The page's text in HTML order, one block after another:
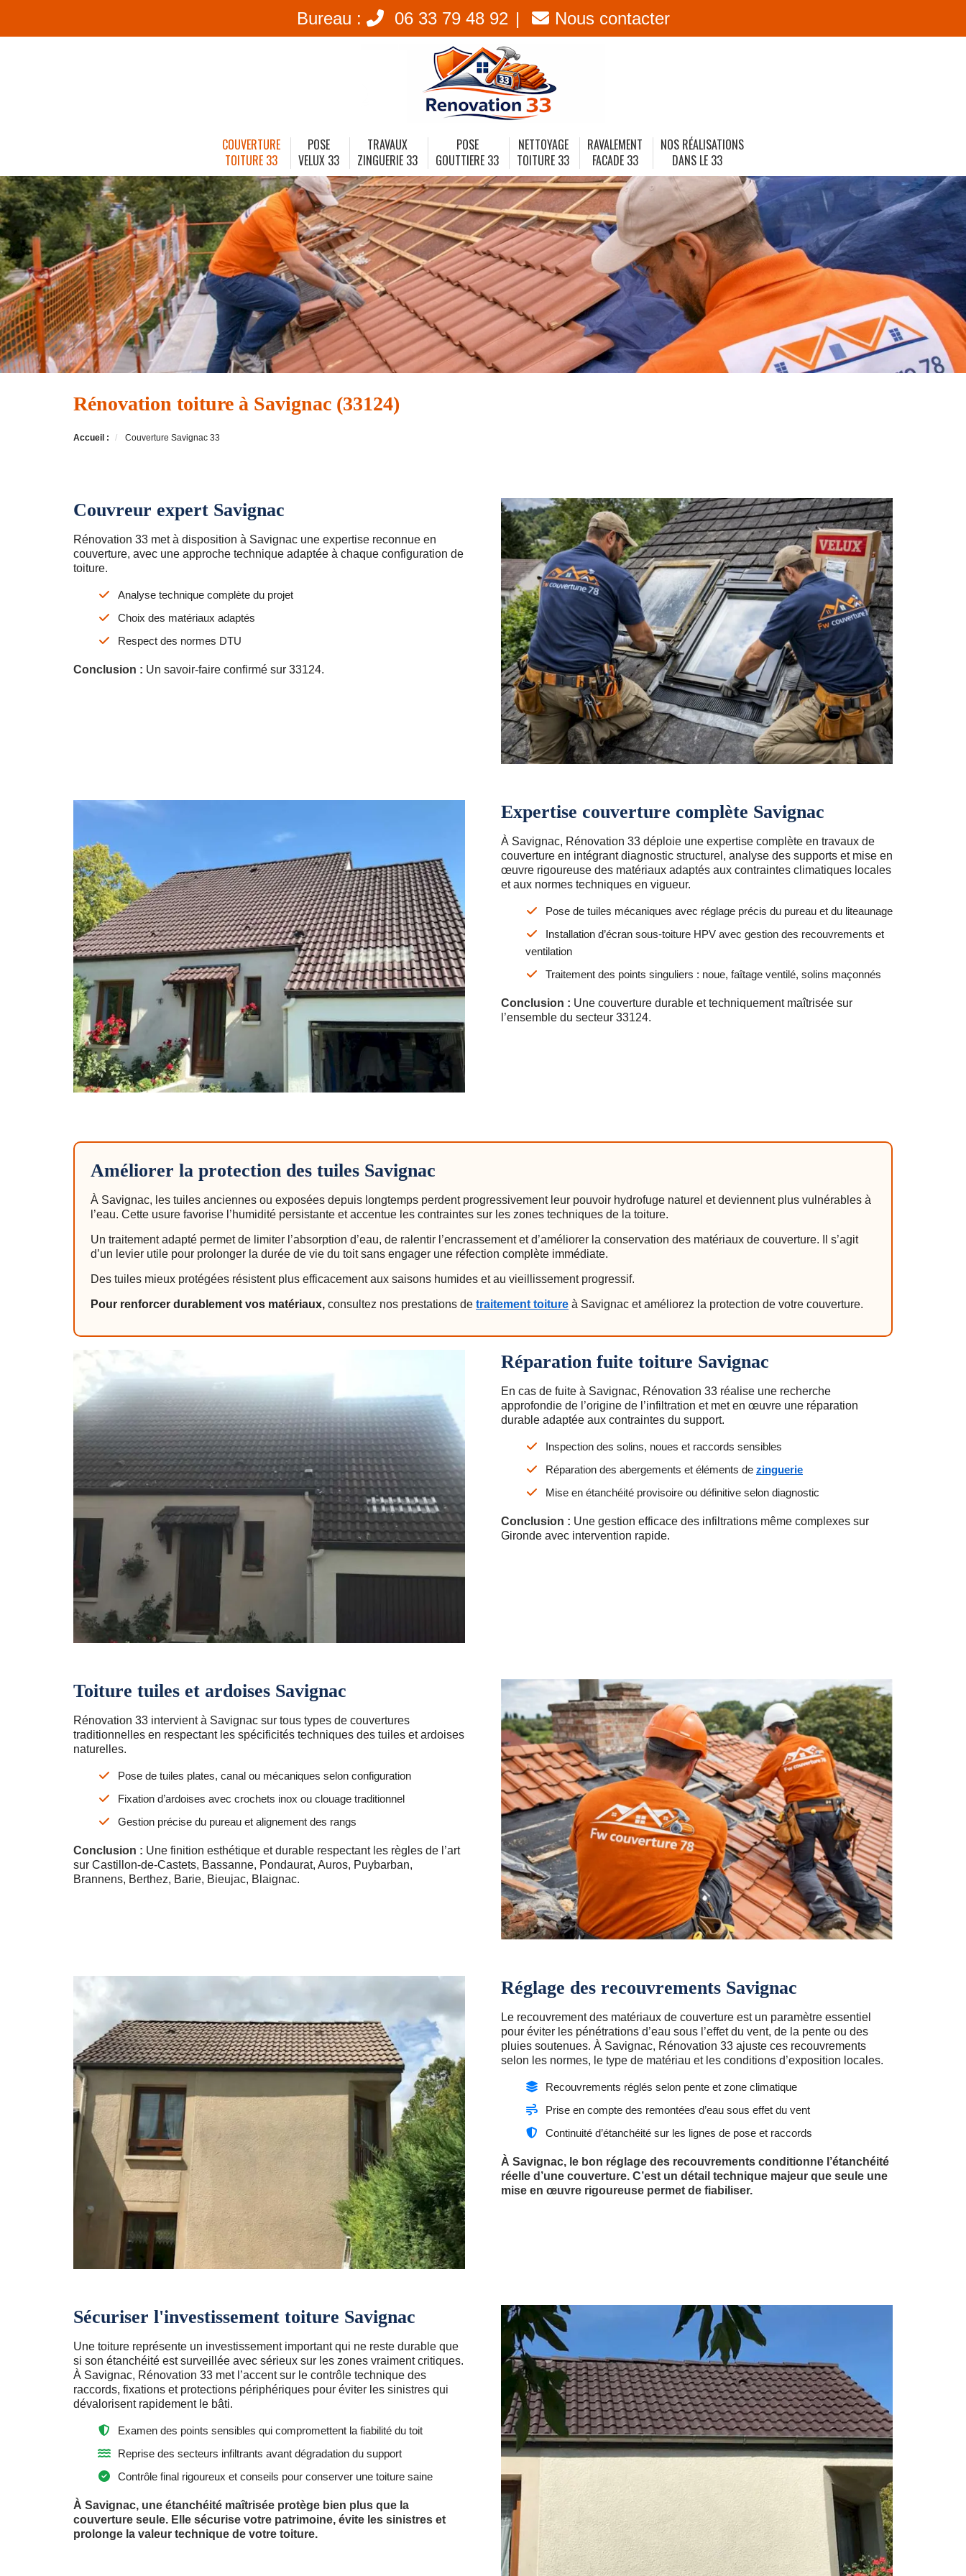
Bureau : 06 33 79 48 92 Nous contacter
COUVERTURE
TOITURE 33
POSE
VELUX 33
TRAVAUX
ZINGUERIE 33
POSE
GOUTTIERE 33
NETTOYAGE
TOITURE 33
RAVALEMENT
FACADE 33
NOS RÉALISATIONS
DANS LE 33
Rénovation toiture à Savignac (33124)
Accueil : Couverture Savignac 33
Couvreur expert Savignac
Rénovation 33 met à disposition à Savignac une expertise reconnue en
couverture, avec une approche technique adaptée à chaque configuration de
toiture.
Analyse technique complète du projet
Choix des matériaux adaptés
Respect des normes DTU
Conclusion : Un savoir-faire confirmé sur 33124.
Expertise couverture complète Savignac
À Savignac, Rénovation 33 déploie une expertise complète en travaux de
couverture en intégrant diagnostic structurel, analyse des supports et mise en
œuvre rigoureuse des matériaux adaptés aux contraintes climatiques locales
et aux normes techniques en vigueur.
Pose de tuiles mécaniques avec réglage précis du pureau et du liteaunage
Installation d’écran sous-toiture HPV avec gestion des recouvrements et
ventilation
Traitement des points singuliers : noue, faîtage ventilé, solins maçonnés
Conclusion : Une couverture durable et techniquement maîtrisée sur
l’ensemble du secteur 33124.
Améliorer la protection des tuiles Savignac
À Savignac, les tuiles anciennes ou exposées depuis longtemps perdent progressivement leur pouvoir hydrofuge naturel et deviennent plus vulnérables à
l’eau. Cette usure favorise l’humidité persistante et accentue les contraintes sur les zones techniques de la toiture.
Un traitement adapté permet de limiter l’absorption d’eau, de ralentir l’encrassement et d’améliorer la conservation des matériaux de couverture. Il s’agit
d’un levier utile pour prolonger la durée de vie du toit sans engager une réfection complète immédiate.
Des tuiles mieux protégées résistent plus efficacement aux saisons humides et au vieillissement progressif.
Pour renforcer durablement vos matériaux, consultez nos prestations de traitement toiture à Savignac et améliorez la protection de votre couverture.
Réparation fuite toiture Savignac
En cas de fuite à Savignac, Rénovation 33 réalise une recherche
approfondie de l’origine de l’infiltration et met en œuvre une réparation
durable adaptée aux contraintes du support.
Inspection des solins, noues et raccords sensibles
Réparation des abergements et éléments de zinguerie
Mise en étanchéité provisoire ou définitive selon diagnostic
Conclusion : Une gestion efficace des infiltrations même complexes sur
Gironde avec intervention rapide.
Toiture tuiles et ardoises Savignac
Rénovation 33 intervient à Savignac sur tous types de couvertures
traditionnelles en respectant les spécificités techniques des tuiles et ardoises
naturelles.
Pose de tuiles plates, canal ou mécaniques selon configuration
Fixation d’ardoises avec crochets inox ou clouage traditionnel
Gestion précise du pureau et alignement des rangs
Conclusion : Une finition esthétique et durable respectant les règles de l’art
sur Castillon-de-Castets, Bassanne, Pondaurat, Auros, Puybarban,
Brannens, Berthez, Barie, Bieujac, Blaignac.
Réglage des recouvrements Savignac
Le recouvrement des matériaux de couverture est un paramètre essentiel
pour éviter les pénétrations d’eau sous l’effet du vent, de la pente ou des
pluies soutenues. À Savignac, Rénovation 33 ajuste ces recouvrements
selon les normes, le type de matériau et les conditions d’exposition locales.
Recouvrements réglés selon pente et zone climatique
Prise en compte des remontées d’eau sous effet du vent
Continuité d’étanchéité sur les lignes de pose et raccords
À Savignac, le bon réglage des recouvrements conditionne l’étanchéité
réelle d’une couverture. C’est un détail technique majeur que seule une
mise en œuvre rigoureuse permet de fiabiliser.
Sécuriser l'investissement toiture Savignac
Une toiture représente un investissement important qui ne reste durable que
si son étanchéité est surveillée avec sérieux sur les zones vraiment critiques.
À Savignac, Rénovation 33 met l’accent sur le contrôle technique des
raccords, fixations et protections périphériques pour éviter les sinistres qui
dévalorisent rapidement le bâti.
Examen des points sensibles qui compromettent la fiabilité du toit
Reprise des secteurs infiltrants avant dégradation du support
Contrôle final rigoureux et conseils pour conserver une toiture saine
À Savignac, une étanchéité maîtrisée protège bien plus que la
couverture seule. Elle sécurise votre patrimoine, évite les sinistres et
prolonge la valeur technique de votre toiture.